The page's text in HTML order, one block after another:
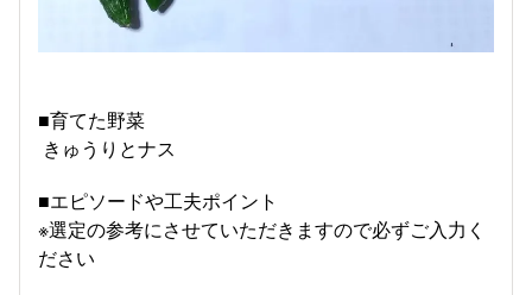
■育てた野菜
きゅうりとナス
■エピソードや工夫ポイント
※選定の参考にさせていただきますので必ずご入力く
ださい